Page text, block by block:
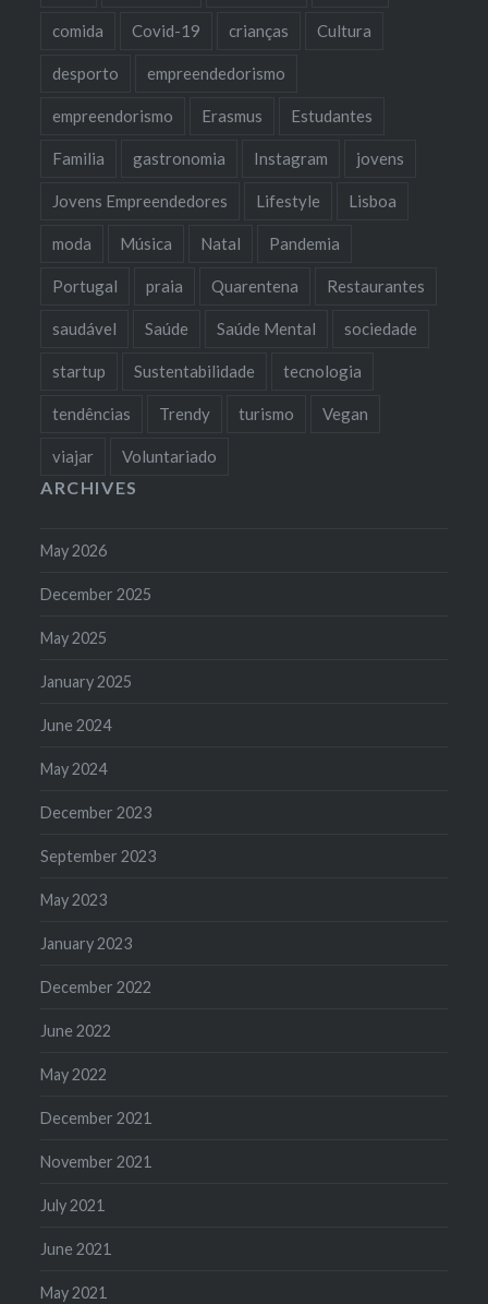
comida Covid-19 crianças Cultura
desporto empreendedorismo
empreendorismo Erasmus Estudantes
Familia gastronomia Instagram jovens
Jovens Empreendedores Lifestyle Lisboa
moda Música Natal Pandemia
Portugal praia Quarentena Restaurantes
saudável Saúde Saúde Mental sociedade
startup Sustentabilidade tecnologia
tendências Trendy turismo Vegan
viajar Voluntariado
ARCHIVES
May 2026
December 2025
May 2025
January 2025
June 2024
May 2024
December 2023
September 2023
May 2023
January 2023
December 2022
June 2022
May 2022
December 2021
November 2021
July 2021
June 2021
May 2021